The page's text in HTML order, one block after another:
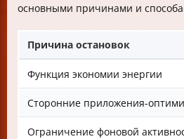
основными причинами и
Причина остановок
Функция экономии энергии
Сторонние приложения-
Ограничение фоновой